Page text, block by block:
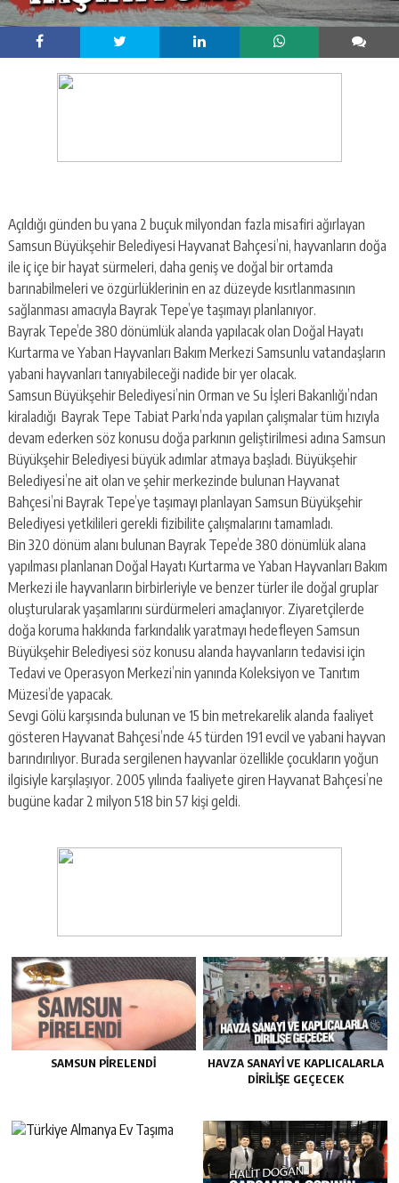
Açıldığı günden bu yana 2 buçuk milyondan fazla misafiri ağırlayan
Samsun Büyükşehir Belediyesi Hayvanat Bahçesi’ni, hayvanların doğa
ile iç içe bir hayat sürmeleri, daha geniş ve doğal bir ortamda
barınabilmeleri ve özgürlüklerinin en az düzeyde kısıtlanmasının
sağlanması amacıyla Bayrak Tepe’ye taşımayı planlanıyor.
Bayrak Tepe’de 380 dönümlük alanda yapılacak olan Doğal Hayatı
Kurtarma ve Yaban Hayvanları Bakım Merkezi Samsunlu vatandaşların
yabani hayvanları tanıyabileceği nadide bir yer olacak.
Samsun Büyükşehir Belediyesi’nin Orman ve Su İşleri Bakanlığı’ndan
kiraladığı Bayrak Tepe Tabiat Parkı’nda yapılan çalışmalar tüm hızıyla
devam ederken söz konusu doğa parkının geliştirilmesi adına Samsun
Büyükşehir Belediyesi büyük adımlar atmaya başladı. Büyükşehir
Belediyesi’ne ait olan ve şehir merkezinde bulunan Hayvanat
Bahçesi’ni Bayrak Tepe’ye taşımayı planlayan Samsun Büyükşehir
Belediyesi yetkilileri gerekli fizibilite çalışmalarını tamamladı.
Bin 320 dönüm alanı bulunan Bayrak Tepe’de 380 dönümlük alana
yapılması planlanan Doğal Hayatı Kurtarma ve Yaban Hayvanları Bakım
Merkezi ile hayvanların birbirleriyle ve benzer türler ile doğal gruplar
oluşturularak yaşamlarını sürdürmeleri amaçlanıyor. Ziyaretçilerde
doğa koruma hakkında farkındalık yaratmayı hedefleyen Samsun
Büyükşehir Belediyesi söz konusu alanda hayvanların tedavisi için
Tedavi ve Operasyon Merkezi’nin yanında Koleksiyon ve Tanıtım
Müzesi’de yapacak.
Sevgi Gölü karşısında bulunan ve 15 bin metrekarelik alanda faaliyet
gösteren Hayvanat Bahçesi’nde 45 türden 191 evcil ve yabani hayvan
barındırılıyor. Burada sergilenen hayvanlar özellikle çocukların yoğun
ilgisiyle karşılaşıyor. 2005 yılında faaliyete giren Hayvanat Bahçesi’ne
bugüne kadar 2 milyon 518 bin 57 kişi geldi.
SAMSUN PIRELENDI
HAVZA SANAYI VE KAPLICALARLA
DIRILIŞE GEÇECEK